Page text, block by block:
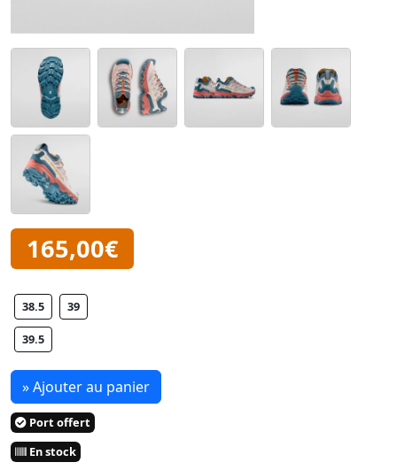
165,00€
38.5 39
39.5
» Ajouter au panier
Port offert
En stock